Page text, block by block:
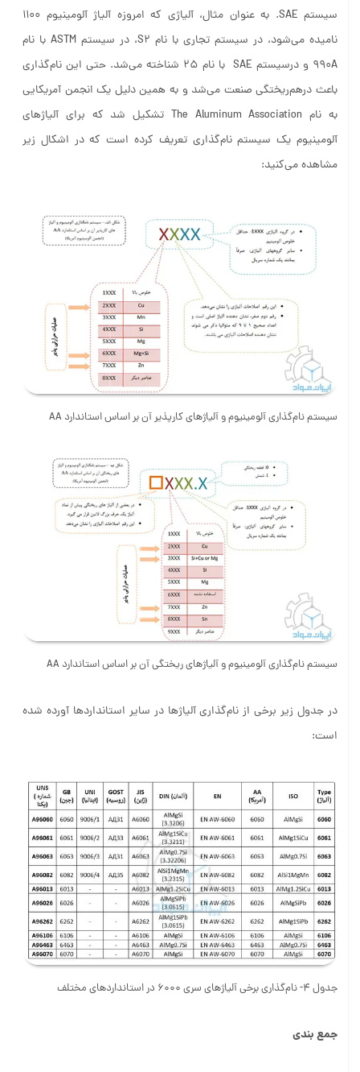
سيستم SAE. به عنوان مثال، آلياژى كه امروزه آلياژ آلومينيوم 1100
ناميده می‌شود، در سيستم تجارى با نام S2، در سيستم ASTM با نام
990A و درسیستم SAE با نام 25 شناخته می‌شد. حتی این نام‌گذاری
باعث درهم‌ریختگی صنعت می‌شد و به همین دلیل یک انجمن آمریکایی
به نام The Aluminum Association تشکیل شد که برای آلیاژهای
آلومینیوم یک سیستم نام‌گذاری تعریف کرده است که در اشکال زیر
مشاهده می‌کنید:
سیستم نام‌گذاری آلومینیوم و آلیاژهای کارپذیر آن بر اساس استاندارد AA
سیستم نام‌گذاری آلومینیوم و آلیاژهای ریختگی آن بر اساس استاندارد AA
در جدول زیر برخی از نام‌گذاری آلیاژها در سایر استانداردها آورده شده
است:
جدول 4- نام‌گذاری برخی آلیاژهای سری 6000 در استانداردهای مختلف
جمع بندی